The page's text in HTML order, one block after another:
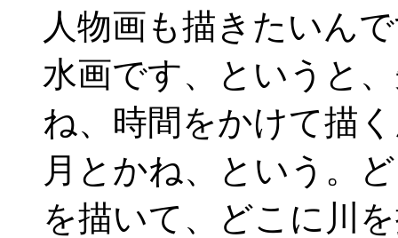
人物画も描きたいん
水画です、というと
ね、時間をかけて描
月とかね、という。
を描いて、どこに川